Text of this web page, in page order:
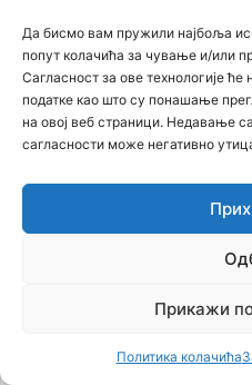
Да бисмо вам пружили најбоља
попут колачића за чување и/или
Сагласност за ове технологије
податке као што су понашање
на овој веб страници. Недавање
сагласности може негативно
Прикажи
Политика колачића